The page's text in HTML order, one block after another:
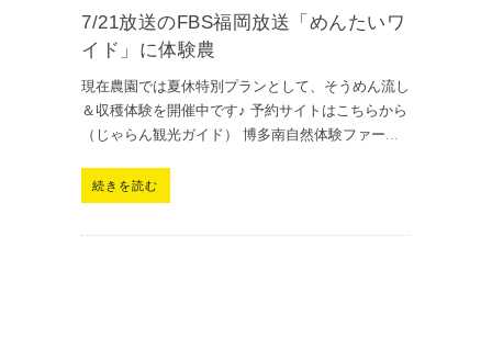
7/21放送のFBS福岡放送「めんたいワ
イド」に体験農
現在農園では夏休特別プランとして、そうめん流し
＆収穫体験を開催中です♪ 予約サイトはこちらから
（じゃらん観光ガイド） 博多南自然体験ファー...
続きを読む